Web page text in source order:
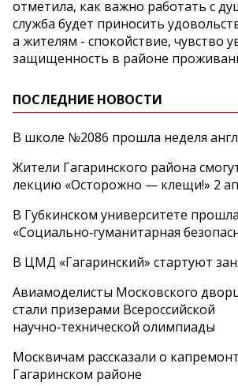
отметила, как важно работать с
служба будет приносить
а жителям - спокойствие, чувство
защищенность в районе
ПОСЛЕДНИЕ НОВОСТИ
В школе №2086 прошла неделя
Жители Гагаринского района
лекцию «Осторожно — клещи!» 2
В Губкинском университете
«Социально‑гуманитарная
В ЦМД «Гагаринский» стартуют
Авиамоделисты Московского
стали призерами Всероссийской
научно‑технической олимпиады
Москвичам рассказали о
Гагаринском районе